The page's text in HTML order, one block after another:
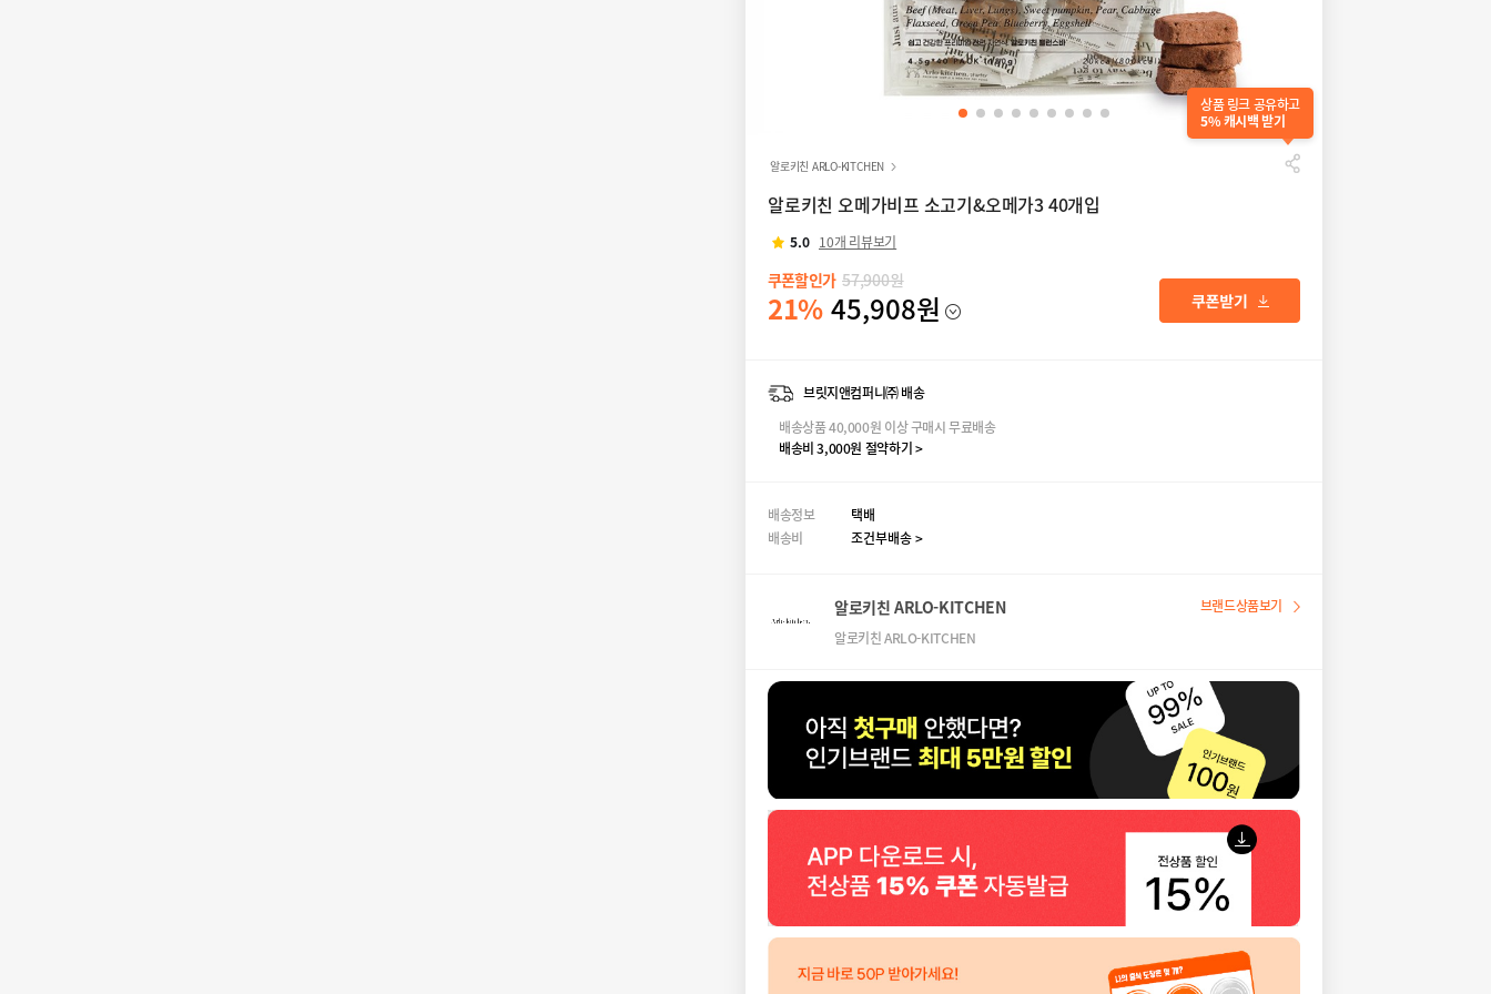
상품 링크 공유하고
5% 캐시백 받기
알로키친 ARLO-KITCHEN
알로키친 오메가비프 소고기&오메가3 40개입
5.0 10개 리뷰보기
쿠폰할인가 57,900원
21%45,908원
브릿지앤컴퍼니㈜ 배송
배송상품 40,000원 이상 구매시 무료배송
배송비 3,000원 절약하기 >
배송정보
택배
배송비
조건부배송 >
알로키친 ARLO-KITCHEN
알로키친 ARLO-KITCHEN
브랜드상품보기